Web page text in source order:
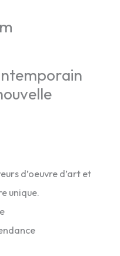
d’oeuvre d’art et
unique.